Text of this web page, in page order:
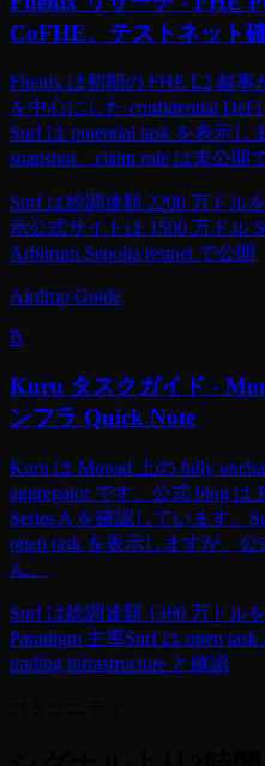
Fhenix リサーチ - FHE
CoFHE、テストネット
Fhenix は初期の FHE L2 叙事
を中心にした confidential
Surf は potential task を表示
snapshot、claim rule は未公開
Surf は総調達額 2200 万ドル
示公式サイトは 1500 万ドル
Arbitrum Sepolia testnet で公開
Airdrop Guide
B
Kuru タスクガイド -
ンフラ Quick Note
Kuru は Monad 上の fully
aggregator です。公式 blog は
Series A を確認しています。
open task を表示しますが、
ん。
Surf は総調達額 1360 万ドル
Paradigm 主導Surf は open
trading infrastructure と確認